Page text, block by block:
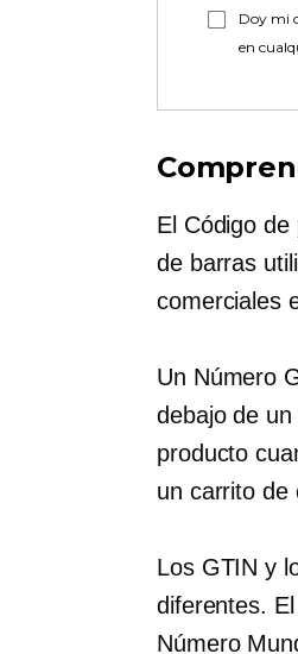
Doy mi
en
El Código
de barras
comerciales
Un Número
debajo de
producto
un carrito de
Los GTIN y
diferentes.
Número